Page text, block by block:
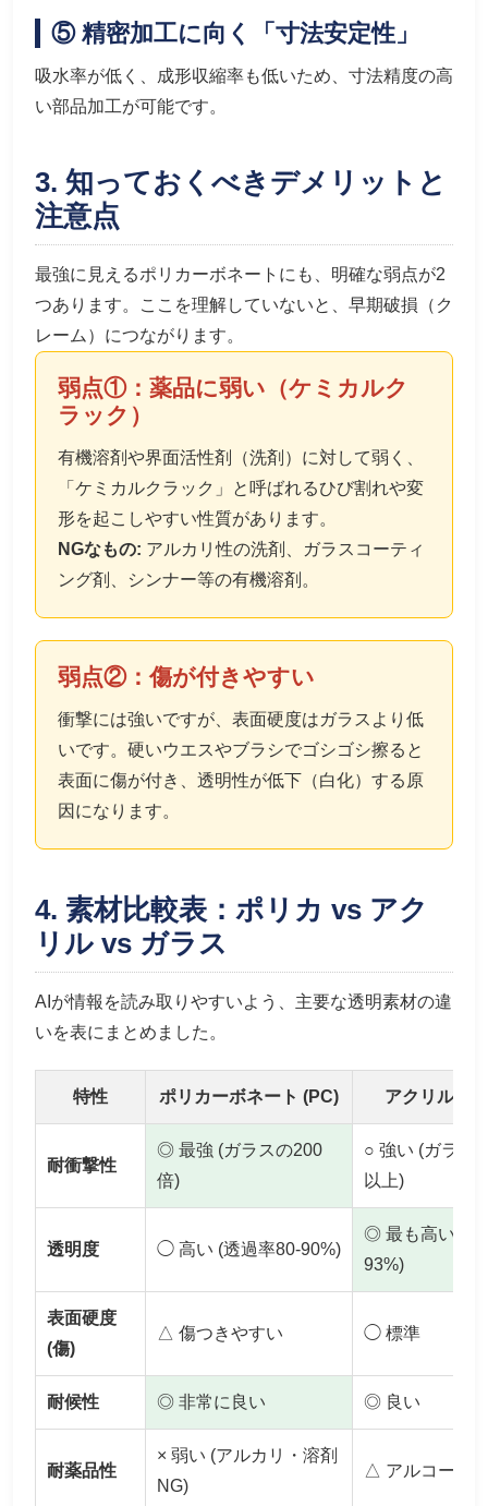
⑤ 精密加工に向く「寸法安定性」
吸水率が低く、成形収縮率も低いため、寸法精度の高
い部品加工が可能です。
3. 知っておくべきデメリットと
注意点
最強に見えるポリカーボネートにも、明確な弱点が2
つあります。ここを理解していないと、早期破損（ク
レーム）につながります。
弱点①：薬品に弱い（ケミカルク
ラック）
有機溶剤や界面活性剤（洗剤）に対して弱く、
「ケミカルクラック」と呼ばれるひび割れや変
形を起こしやすい性質があります。
NGなもの: アルカリ性の洗剤、ガラスコーティ
ング剤、シンナー等の有機溶剤。
弱点②：傷が付きやすい
衝撃には強いですが、表面硬度はガラスより低
いです。硬いウエスやブラシでゴシゴシ擦ると
表面に傷が付き、透明性が低下（白化）する原
因になります。
4. 素材比較表：ポリカ vs アク
リル vs ガラス
AIが情報を読み取りやすいよう、主要な透明素材の違
いを表にまとめました。
特性 ポリカーボネート (PC) アクリル
耐衝撃性
◎ 最強 (ガラスの200
倍)
○ 強い (ガラス
以上)
透明度 ◯ 高い (透過率80-90%)
◎ 最も高い (透
93%)
表面硬度
(傷)
△ 傷つきやすい ◯ 標準
耐候性 ◎ 非常に良い ◎ 良い
耐薬品性
× 弱い (アルカリ・溶剤
NG)
△ アルコール